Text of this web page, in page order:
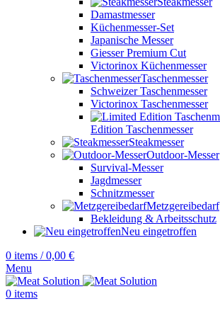
Damastmesser
Küchenmesser-Set
Japanische Messer
Giesser Premium Cut
Victorinox Küchenmesser
Taschenmesser
Schweizer Taschenmesser
Victorinox Taschenmesser
Edition Taschenmesser
Steakmesser
Outdoor-Messer
Survival-Messer
Jagdmesser
Schnitzmesser
Metzgereibedarf
Bekleidung & Arbeitsschutz
Neu eingetroffen
0 items / 0,00 €
Menu
0 items